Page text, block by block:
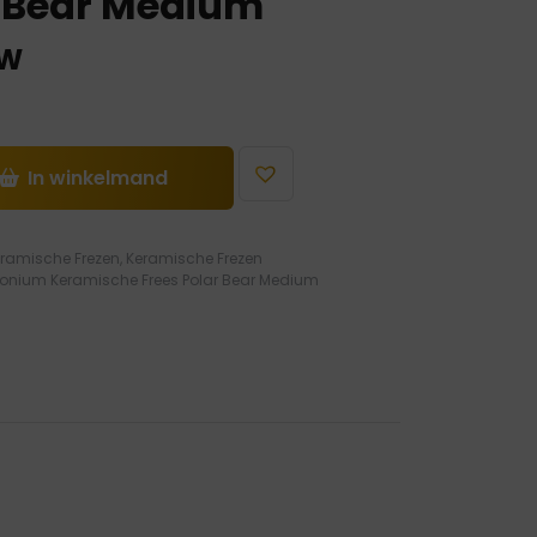
In winkelmand
Frezen Keramische Frezen
Keramische Frees Polar Bear Medium